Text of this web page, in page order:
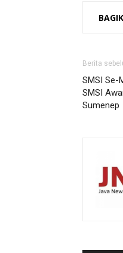
Berita
SMSI Se-
SMSI
Sumenep